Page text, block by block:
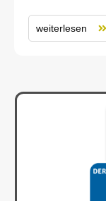
weiterlesen